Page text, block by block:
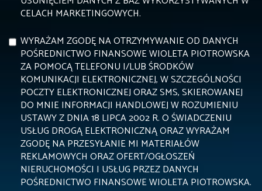
CELACH MARKETINGOWYCH.
WYRAŻAM ZGODĘ NA OTRZYMYWANIE OD DANYCH
POŚREDNICTWO FINANSOWE WIOLETA PIOTROWSKA
ZA POMOCĄ TELEFONU I/LUB ŚRODKÓW
KOMUNIKACJI ELEKTRONICZNEJ, W SZCZEGÓLNOŚCI
POCZTY ELEKTRONICZNEJ ORAZ SMS, SKIEROWANEJ
DO MNIE INFORMACJI HANDLOWEJ W ROZUMIENIU
USTAWY Z DNIA 18 LIPCA 2002 R. O ŚWIADCZENIU
USŁUG DROGĄ ELEKTRONICZNĄ ORAZ WYRAŻAM
ZGODĘ NA PRZESYŁANIE MI MATERIAŁÓW
REKLAMOWYCH ORAZ OFERT/OGŁOSZEŃ
NIERUCHOMOŚCI I USŁUG PRZEZ DANYCH
POŚREDNICTWO FINANSOWE WIOLETA PIOTROWSKA.